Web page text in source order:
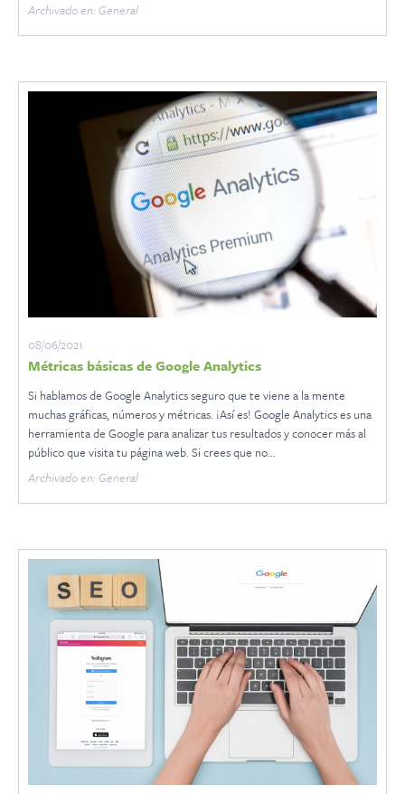
Archivado en: General
08/06/2021
Métricas básicas de Google Analytics
Si hablamos de Google Analytics seguro que te viene a la mente
muchas gráficas, números y métricas. ¡Así es! Google Analytics es una
herramienta de Google para analizar tus resultados y conocer más al
público que visita tu página web. Si crees que no...
Archivado en: General